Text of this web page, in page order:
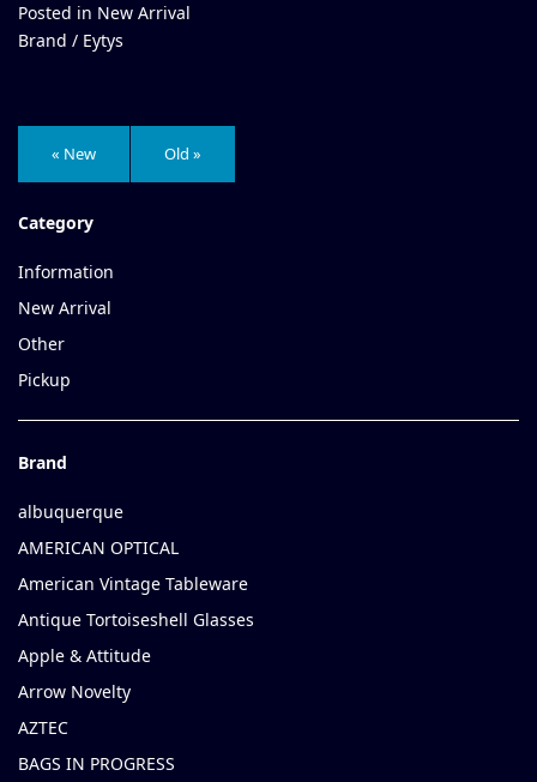
Posted in New Arrival
Brand / Eytys
« New Old »
Category
Information
New Arrival
Other
Pickup
Brand
albuquerque
AMERICAN OPTICAL
American Vintage Tableware
Antique Tortoiseshell Glasses
Apple & Attitude
Arrow Novelty
AZTEC
BAGS IN PROGRESS